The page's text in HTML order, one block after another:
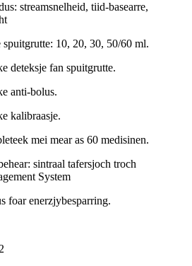
streamsnelheid, tiid-basearre,
spuitgrutte: 10, 20, 30, 50/60 ml.
deteksje fan spuitgrutte.
anti-bolus.
kalibraasje.
mei mear as 60 medisinen.
sintraal tafersjoch troch
System
foar enerzjybesparring.